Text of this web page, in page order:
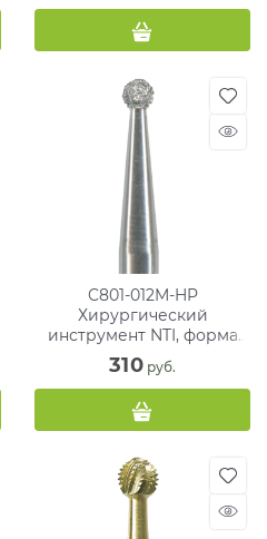
C801-012M-HP
Хирургический
инструмент NTI, форма
шаровидная, среднее
зерно, без кольца/синее
310 руб.